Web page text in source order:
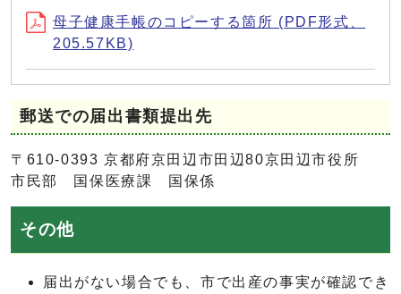
母子健康手帳のコピーする箇所 (PDF形式、
205.57KB)
郵送での届出書類提出先
〒610-0393 京都府京田辺市田辺80京田辺市役所
市民部 国保医療課 国保係
その他
届出がない場合でも、市で出産の事実が確認でき